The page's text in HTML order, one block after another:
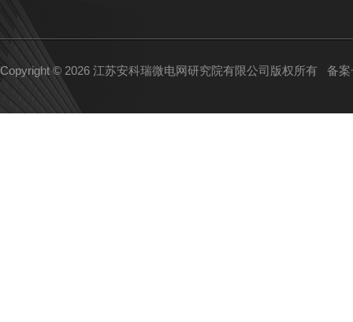
Copyright © 2026 江苏安科瑞微电网研究院有限公司版权所有 备案